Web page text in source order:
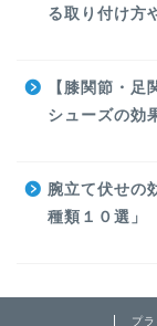
る取り付け方
【膝関節・
シューズの効
腕立て伏せの
種類１０選」
プ